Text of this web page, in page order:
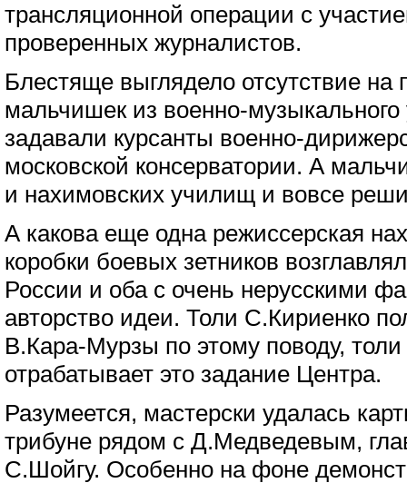
трансляционной операции с
проверенных журналистов.
Блестяще выглядело отсутствие на
мальчишек из военно-
задавали курсанты военно-
московской консерватории. А
и нахимовских училищ и вовсе
А какова еще одна режиссерская
коробки боевых зетников
России и оба с очень нерусскими
авторство идеи. Толи С.Кириенко
В.Кара-Мурзы по этому поводу,
отрабатывает это задание Центра.
Разумеется, мастерски удалась
трибуне рядом с Д.Медведевым,
С.Шойгу. Особенно на фоне